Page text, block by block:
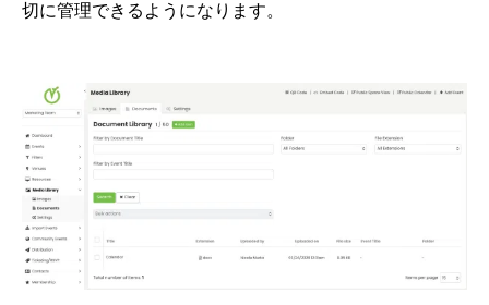
切に管理できるようになります。